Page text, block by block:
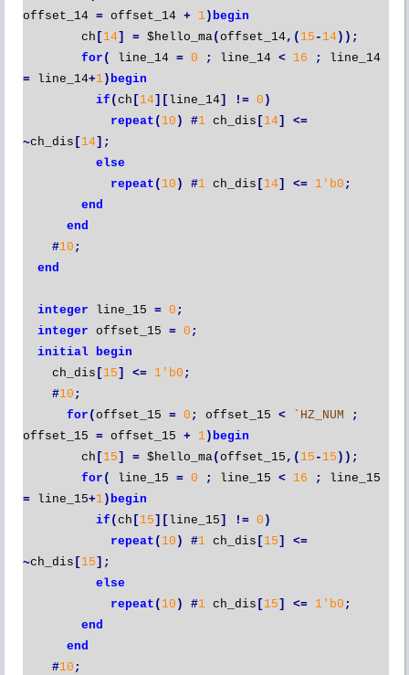
offset_14 = offset_14 + 1) begin
ch [ 14] = $hello_ma( offset_14,( 15 - 14));
for ( line_14 = 0 ; line_14 < 16 ;
line_14
= line_14+1) begin
if ( ch [ 14][ line_14] != 0 )
repeat ( 10 ) #1 ch_dis [ 14]
<=
~ch_dis [ 14];
else
repeat ( 10 ) #1 ch_dis [ 14] <= 1'b0 ;
end
end
#10 ;
end
integer line_15 = 0 ;
integer offset_15 = 0 ;
initial
begin
ch_dis [ 15 ] <= 1'b0 ;
#10 ;
for ( offset_15 = 0 ; offset_15 < `HZ_NUM
;
offset_15 = offset_15 + 1) begin
ch [ 15 ] = $hello_ma( offset_15 ,( 15 - 15 ));
for ( line_15 = 0 ; line_15 < 16 ;
line_15
= line_15+1) begin
if ( ch [ 15 ][ line_15 ] != 0 )
repeat ( 10 ) #1 ch_dis [ 15 ]
<=
~ch_dis [ 15 ];
else
repeat ( 10 ) #1 ch_dis [ 15 ] <= 1'b0 ;
end
end
#10 ;